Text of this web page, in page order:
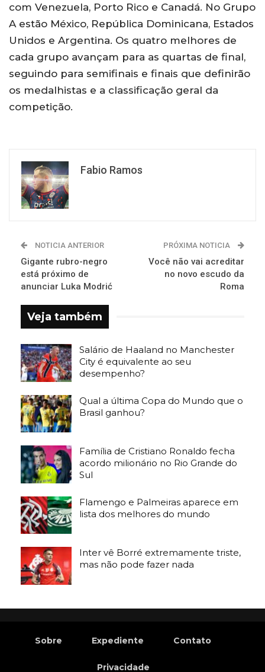
com Venezuela, Porto Rico e Canadá. No Grupo
A estão México, República Dominicana, Estados
Unidos e Argentina. Os quatro melhores de
cada grupo avançam para as quartas de final,
seguindo para semifinais e finais que definirão
os medalhistas e a classificação geral da
competição.
Fabio Ramos
NOTICIA ANTERIOR
Gigante rubro-negro
está próximo de
anunciar Luka Modrić
PRÓXIMA NOTICIA
Você não vai acreditar
no novo escudo da
Roma
Veja também
Salário de Haaland no Manchester
City é equivalente ao seu
desempenho?
Qual a última Copa do Mundo que o
Brasil ganhou?
Família de Cristiano Ronaldo fecha
acordo milionário no Rio Grande do
Sul
Flamengo e Palmeiras aparece em
lista dos melhores do mundo
Inter vê Borré extremamente triste,
mas não pode fazer nada
Sobre Expediente Contato
Privacidade